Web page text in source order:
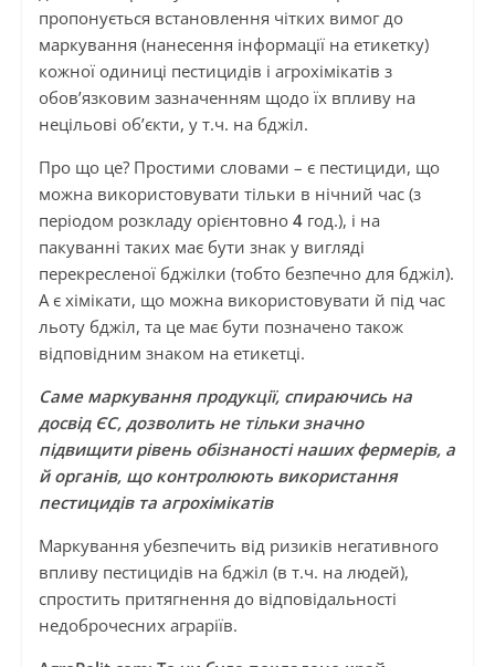
пропонується встановлення чітких вимог до
маркування (нанесення інформації на етикетку)
кожної одиниці пестицидів і агрохімікатів з
обов’язковим зазначенням щодо їх впливу на
нецільові об’єкти, у т.ч. на бджіл.
Про що це? Простими словами – є пестициди, що
можна використовувати тільки в нічний час (з
періодом розкладу орієнтовно 4год.), і на
пакуванні таких має бути знак у вигляді
перекресленої бджілки (тобто безпечно для бджіл).
А є хімікати, що можна використовувати й під час
льоту бджіл, та це має бути позначено також
відповідним знаком на етикетці.
Саме маркування продукції, спираючись на
досвід ЄС, дозволить не тільки значно
підвищити рівень обізнаності наших фермерів, а
й органів, що контролюють використання
пестицидів та агрохімікатів
Маркування убезпечить від ризиків негативного
впливу пестицидів на бджіл (в т.ч. на людей),
спростить притягнення до відповідальності
недоброчесних аграріїв.